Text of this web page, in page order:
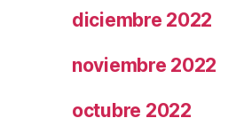
diciembre 2022
noviembre 2022
octubre 2022